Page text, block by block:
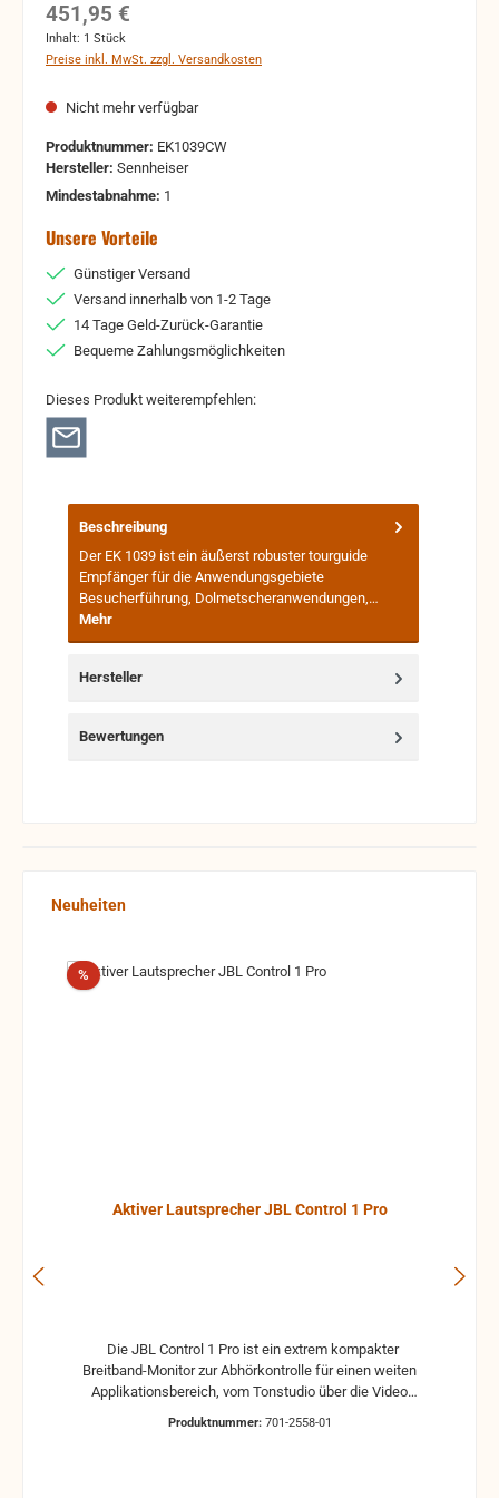
Regulärer Preis:
451,95 €
Inhalt: 1 Stück
Preise inkl. MwSt. zzgl. Versandkosten
Nicht mehr verfügbar
Produktnummer: EK1039CW
Hersteller: Sennheiser
Mindestabnahme: 1
Unsere Vorteile
Günstiger Versand
Versand innerhalb von 1-2 Tage
14 Tage Geld-Zurück-Garantie
Bequeme Zahlungsmöglichkeiten
Dieses Produkt weiterempfehlen:
Beschreibung
Der EK 1039 ist ein äußerst robuster tourguide
Empfänger für die Anwendungsgebiete
Besucherführung, Dolmetscheranwendungen,…
Mehr
Hersteller
Bewertungen
Produktgalerie überspringen
Neuheiten
%Rabatt
Aktiver Lautsprecher JBL Control 1 Pro
Breitband-Monitor zur Abhörkontrolle für einen weiten
Applikationsbereich, vom Tonstudio über die Video
Postproduction bis zum Ü-Wagen und Rundfunkstudio.
Produktnummer: 701-2558-01